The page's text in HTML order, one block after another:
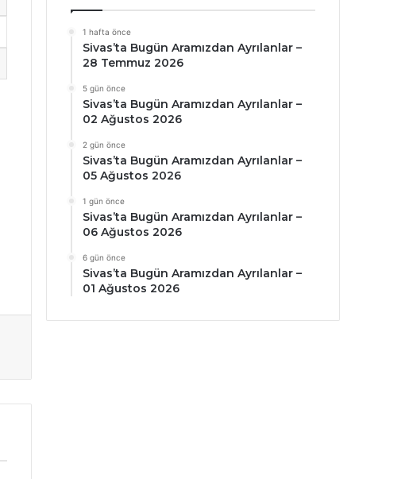
1 hafta önce
Sivas’ta Bugün Aramızdan Ayrılanlar –
28 Temmuz 2026
5 gün önce
Sivas’ta Bugün Aramızdan Ayrılanlar –
02 Ağustos 2026
2 gün önce
Sivas’ta Bugün Aramızdan Ayrılanlar –
05 Ağustos 2026
1 gün önce
Sivas’ta Bugün Aramızdan Ayrılanlar –
06 Ağustos 2026
6 gün önce
Sivas’ta Bugün Aramızdan Ayrılanlar –
01 Ağustos 2026